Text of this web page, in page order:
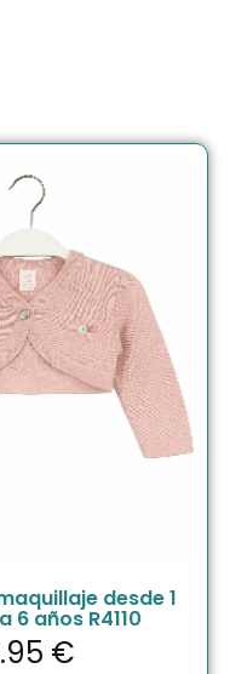
desde 1
6 años R4110
€